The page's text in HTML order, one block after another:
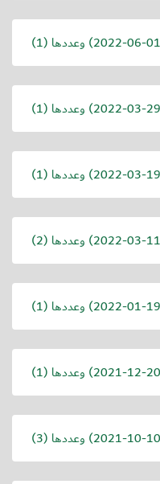
2022-06-01) وعددها (1)
2022-03-29) وعددها (1)
2022-03-19) وعددها (1)
2022-03-11) وعددها (2)
2022-01-19) وعددها (1)
2021-12-20) وعددها (1)
2021-10-10) وعددها (3)